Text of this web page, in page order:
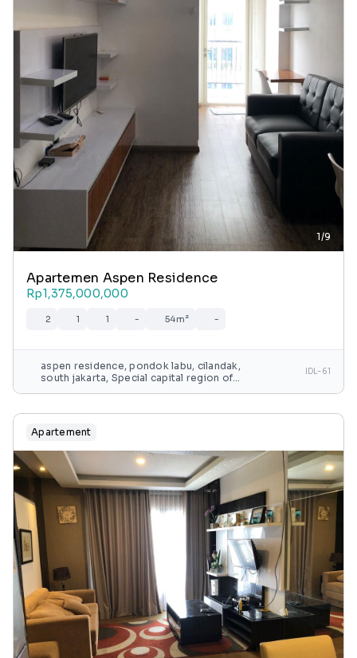
1/9
Apartemen Aspen Residence
Rp1,375,000,000
2 1 1 - 54m² -
aspen residence, pondok labu, cilandak,
south jakarta, Special capital region of
IDL-61
Apartement